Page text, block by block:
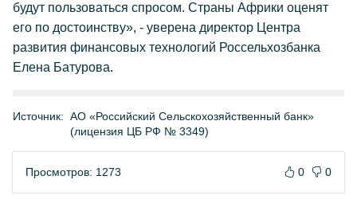
будут пользоваться спросом. Страны Африки оценят
его по достоинству», - уверена директор Центра
развития финансовых технологий Россельхозбанка
Елена Батурова.
Источник: АО «Российский Сельскохозяйственный банк»
(лицензия ЦБ РФ № 3349)
Просмотров: 1273 0 0